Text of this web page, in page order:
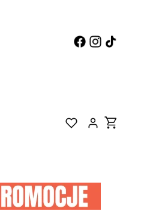
Produkty w